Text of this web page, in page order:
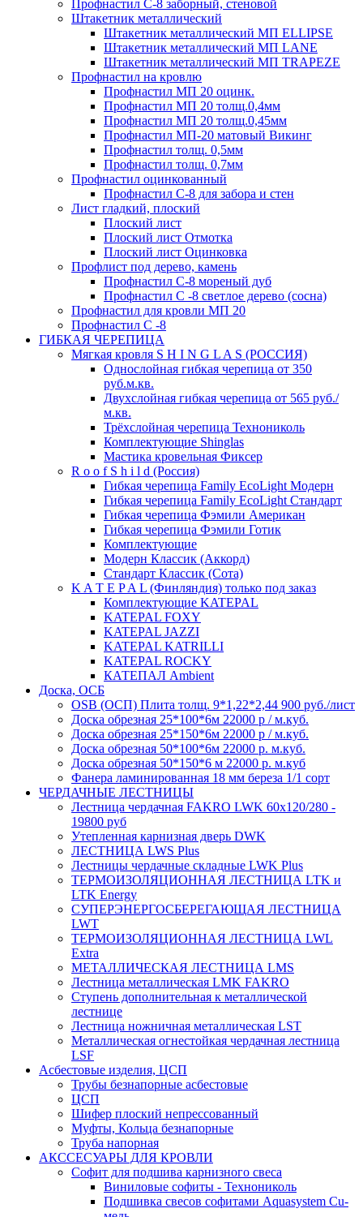
Профнастил С-8 заборный, стеновой
Штакетник металлический
Штакетник металлический МП ELLIPSE
Штакетник металлический МП LАNE
Штакетник металлический МП TRAPEZE
Профнастил на кровлю
Профнастил МП 20 оцинк.
Профнастил МП 20 толщ.0,4мм
Профнастил МП 20 толщ.0,45мм
Профнастил МП-20 матовый Викинг
Профнастил толщ. 0,5мм
Профнастил толщ. 0,7мм
Профнастил оцинкованный
Профнастил С-8 для забора и стен
Лист гладкий, плоский
Плоский лист
Плоский лист Отмотка
Плоский лист Оцинковка
Профлист под дерево, камень
Профнастил С-8 мореный дуб
Профнастил С -8 светлое дерево (сосна)
Профнастил для кровли МП 20
Профнастил С -8
ГИБКАЯ ЧЕРЕПИЦА
Мягкая кровля S H I N G L A S (РОССИЯ)
Однослойная гибкая черепица от 350
руб.м.кв.
Двухслойная гибкая черепица от 565 руб./
м.кв.
Трёхслойная черепица Технониколь
Комплектующие Shinglas
Мастика кровельная Фиксер
R o o f S h i l d (Россия)
Гибкая черепица Family ЕсоLight Модерн
Гибкая черепица Family ЕсоLight Стандарт
Гибкая черепица Фэмили Американ
Гибкая черепица Фэмили Готик
Комплектующие
Модерн Классик (Аккорд)
Стандарт Классик (Сота)
K A T E P A L (Финляндия) только под заказ
Комплектующие KATEPAL
KATEPAL FOXY
KATEPAL JAZZI
KATEPAL KATRILLI
KATEPAL ROCKY
КАТЕПАЛ Ambient
Доска, ОСБ
OSB (ОСП) Плита толщ. 9*1,22*2,44 900 руб./лист
Доска обрезная 25*100*6м 22000 р / м.куб.
Доска обрезная 25*150*6м 22000 р / м.куб.
Доска обрезная 50*100*6м 22000 р. м.куб.
Доска обрезная 50*150*6 м 22000 р. м.куб
Фанера ламинированная 18 мм береза 1/1 сорт
ЧЕРДАЧНЫЕ ЛЕСТНИЦЫ
Лестница чердачная FAKRO LWK 60х120/280 -
19800 руб
Утепленная карнизная дверь DWK
ЛЕСТНИЦА LWS Plus
Лестницы чердачные складные LWK Plus
ТЕРМОИЗОЛЯЦИОННАЯ ЛЕСТНИЦА LTK и
LTK Energy
СУПЕРЭНЕРГОСБЕРЕГАЮЩАЯ ЛЕСТНИЦА
LWT
ТЕРМОИЗОЛЯЦИОННАЯ ЛЕСТНИЦА LWL
Extra
МЕТАЛЛИЧЕСКАЯ ЛЕСТНИЦА LMS
Лестница металлическая LMK FAKRO
Ступень дополнительная к металлической
лестнице
Лестница ножничная металлическая LST
Металлическая огнестойкая чердачная лестница
LSF
Асбестовые изделия, ЦСП
Трубы безнапорные асбестовые
ЦСП
Шифер плоский непрессованный
Муфты, Кольца безнапорные
Труба напорная
АКССЕСУАРЫ ДЛЯ КРОВЛИ
Софит для подшива карнизного свеса
Виниловые софиты - Технониколь
Подшивка свесов софитами Aquasystem Cu-